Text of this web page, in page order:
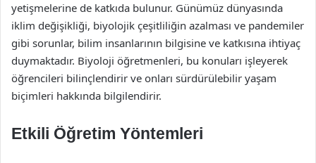
yetişmelerine de katkıda bulunur. Günümüz dünyasında
iklim değişikliği, biyolojik çeşitliliğin azalması ve pandemiler
gibi sorunlar, bilim insanlarının bilgisine ve katkısına ihtiyaç
duymaktadır. Biyoloji öğretmenleri, bu konuları işleyerek
öğrencileri bilinçlendirir ve onları sürdürülebilir yaşam
biçimleri hakkında bilgilendirir.
Etkili Öğretim Yöntemleri